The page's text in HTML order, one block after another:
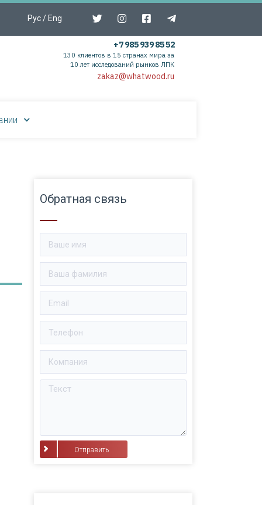
Рус/ Eng
+7 985 939 85 52
130 клиентов в 15 странах мира за
10 лет исследований рынков ЛПК
zakaz@whatwood.ru
Обратная связь
⠀Отправить⠀